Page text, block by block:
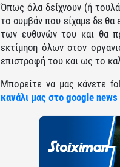
Όπως όλα δείχνουν (ή
το συμβάν που είχαμε δε
των ευθυνών του και θα
εκτίμηση όλων στον
επιστροφή του και ως το
Μπορείτε να μας κάνετε
κανάλι μας στο google news